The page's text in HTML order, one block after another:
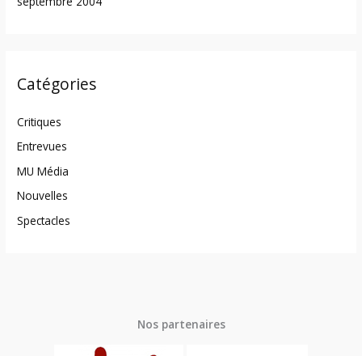
Catégories
Critiques
Entrevues
MU Média
Nouvelles
Spectacles
Nos partenaires